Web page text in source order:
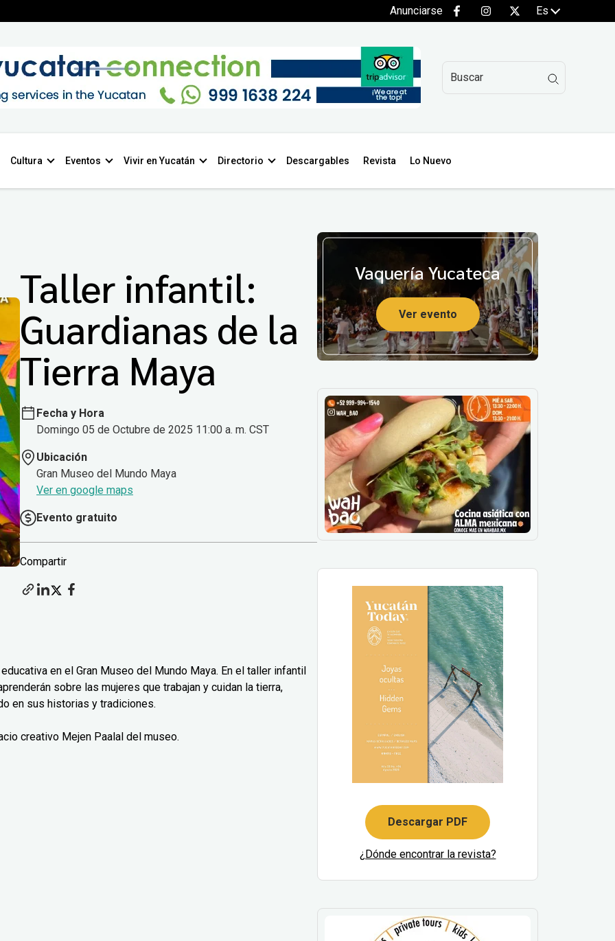
Anunciarse Es
Cultura Eventos Vivir en Yucatán Directorio Descargables Revista Lo Nuevo
Taller infantil:
Guardianas de la
Tierra Maya
Fecha y Hora
Domingo 05 de Octubre de 2025 11:00 a. m. CST
Ubicación
Gran Museo del Mundo Maya
Ver en google maps
Evento gratuito
Compartir
en el Gran Museo del Mundo Maya. En el taller infantil
sobre las mujeres que trabajan y cuidan la tierra,
en sus historias y tradiciones.
creativo Mejen Paalal del museo.
Vaquería Yucateca
Ver evento
Descargar PDF
¿Dónde encontrar la revista?